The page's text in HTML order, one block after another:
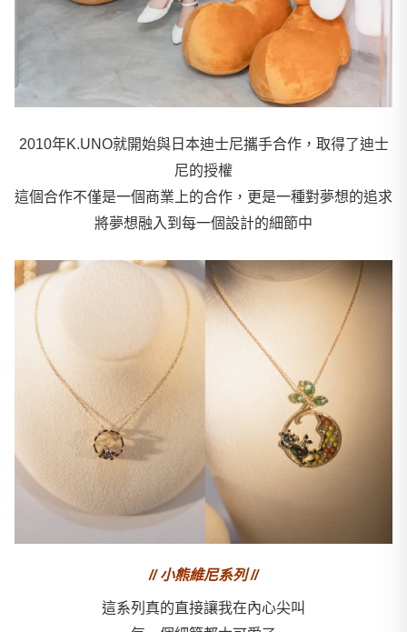
2010年K.UNO就開始與日本迪士尼攜手合作，取得了迪士
尼的授權
這個合作不僅是一個商業上的合作，更是一種對夢想的追求
將夢想融入到每一個設計的細節中
// 小熊維尼系列 //
這系列真的直接讓我在內心尖叫